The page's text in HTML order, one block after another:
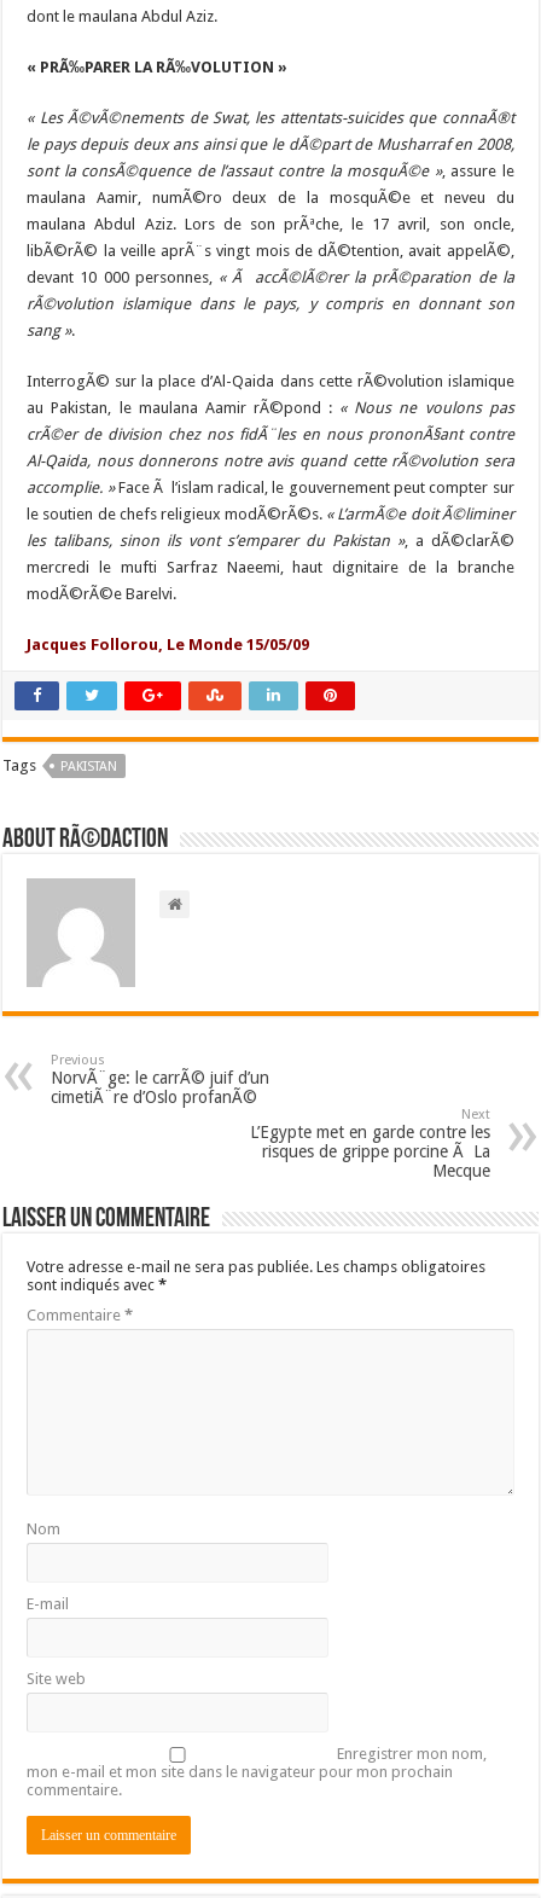
dont le maulanaAbdul Aziz.
« PRÃ‰PARER LA RÃ‰VOLUTION »
« Les Ã©vÃ©nements de Swat, les attentats-suicides que connaÃ®t
le pays depuis deux ans ainsi que le dÃ©part de Musharraf en 2008,
sont la consÃ©quence de l’assaut contre la mosquÃ©e », assure le
maulana Aamir, numÃ©ro deux de la mosquÃ©e et neveu du
maulana Abdul Aziz. Lors de son prÃªche, le 17 avril, son oncle,
libÃ©rÃ© la veille aprÃ¨s vingt mois de dÃ©tention, avait appelÃ©,
devant 10 000 personnes, « Ã accÃ©lÃ©rer la prÃ©paration de la
rÃ©volution islamique dans le pays, y compris en donnant son
sang ».
InterrogÃ© sur la place d’Al-Qaida dans cette rÃ©volution islamique
au Pakistan, le maulana Aamir rÃ©pond : « Nous ne voulons pas
crÃ©er de division chez nos fidÃ¨les en nous prononÃ§ant contre
Al-Qaida, nous donnerons notre avis quand cette rÃ©volution sera
accomplie. »Face Ã l’islam radical, le gouvernement peut compter sur
le soutien de chefs religieux modÃ©rÃ©s. « L’armÃ©e doit Ã©liminer
les talibans, sinon ils vont s’emparer du Pakistan », a dÃ©clarÃ©
mercredi le mufti Sarfraz Naeemi, haut dignitaire de la branche
modÃ©rÃ©e Barelvi.
Jacques Follorou, Le Monde 15/05/09
Tags PAKISTAN
About RÃ©daction
Previous
NorvÃ¨ge: le carrÃ© juif d’un
cimetiÃ¨re d’Oslo profanÃ©
Next
L’Egypte met en garde contre les
risques de grippe porcine Ã La
Mecque
Laisser un commentaire
Votre adresse e-mail ne sera pas publiée. Les champs obligatoires
sont indiqués avec*
Commentaire*
Nom
E-mail
Site web
Enregistrer mon nom,
mon e-mail et mon site dans le navigateur pour mon prochain
commentaire.